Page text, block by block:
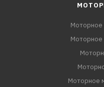
Моторное
Моторное
Моторное